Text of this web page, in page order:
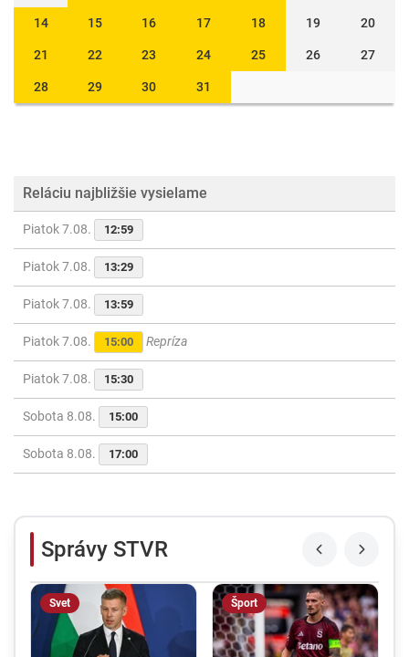
14 15 16 17 18 19 20
21 22 23 24 25 26 27
28 29 30 31
Reláciu najbližšie vysielame
Piatok 7.08. 12:59
Piatok 7.08. 13:29
Piatok 7.08. 13:59
Piatok 7.08. 15:00 Repríza
Piatok 7.08. 15:30
Sobota 8.08. 15:00
Sobota 8.08. 17:00
Správy STVR
Svet Šport